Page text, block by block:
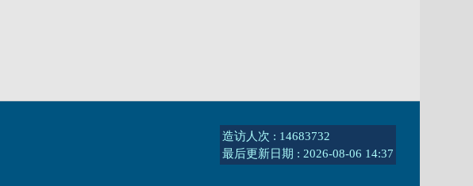
造访人次 : 14683732
最后更新日期 : 2026-08-06 14:37